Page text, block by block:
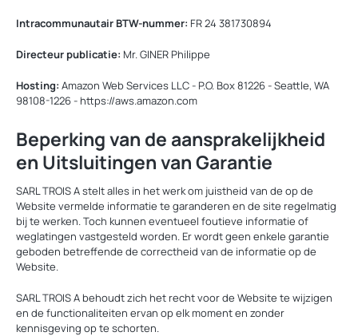
Intracommunautair BTW-nummer: FR 24 381730894
Directeur publicatie: Mr. GINER Philippe
Hosting: Amazon Web Services LLC - P.O. Box 81226 - Seattle, WA
98108-1226 - https://aws.amazon.com
Beperking van de aansprakelijkheid
en Uitsluitingen van Garantie
SARL TROIS A stelt alles in het werk om juistheid van de op de
Website vermelde informatie te garanderen en de site regelmatig
bij te werken. Toch kunnen eventueel foutieve informatie of
weglatingen vastgesteld worden. Er wordt geen enkele garantie
geboden betreffende de correctheid van de informatie op de
Website.
SARL TROIS A behoudt zich het recht voor de Website te wijzigen
en de functionaliteiten ervan op elk moment en zonder
kennisgeving op te schorten.